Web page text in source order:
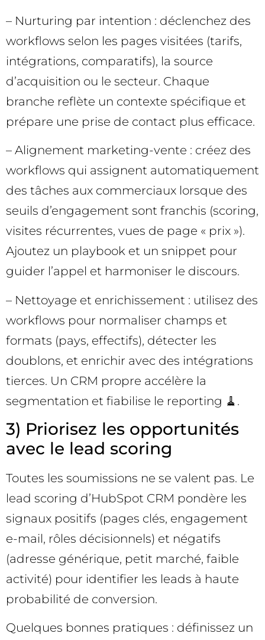
– Nurturing par intention : déclenchez des
workflows selon les pages visitées (tarifs,
intégrations, comparatifs), la source
d’acquisition ou le secteur. Chaque
branche reflète un contexte spécifique et
prépare une prise de contact plus efficace.
– Alignement marketing-vente : créez des
workflows qui assignent automatiquement
des tâches aux commerciaux lorsque des
seuils d’engagement sont franchis (scoring,
visites récurrentes, vues de page « prix »).
Ajoutez un playbook et un snippet pour
guider l’appel et harmoniser le discours.
– Nettoyage et enrichissement : utilisez des
workflows pour normaliser champs et
formats (pays, effectifs), détecter les
doublons, et enrichir avec des intégrations
tierces. Un CRM propre accélère la
segmentation et fiabilise le reporting 🧹.
3) Priorisez les opportunités
avec le lead scoring
Toutes les soumissions ne se valent pas. Le
lead scoring d’HubSpot CRM pondère les
signaux positifs (pages clés, engagement
e-mail, rôles décisionnels) et négatifs
(adresse générique, petit marché, faible
activité) pour identifier les leads à haute
probabilité de conversion.
Quelques bonnes pratiques : définissez un